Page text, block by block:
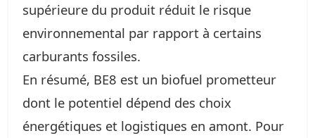
supérieure du produit réduit le risque
environnemental par rapport à certains
carburants fossiles.
En résumé, BE8 est un biofuel prometteur
dont le potentiel dépend des choix
énergétiques et logistiques en amont. Pour